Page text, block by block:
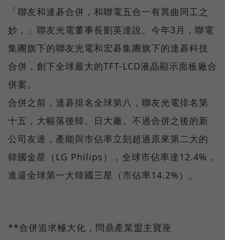
「聯友和達碁合併，和聯電五合一有異曲同工之
妙，」聯友光電董事長劉英達說。今年3月，聯電
集團旗下的聯友光電和宏碁集團旗下的達碁科技
合併，創下全球最大的TFT-LCD液晶顯示面板廠合
併案。
合併之前，達碁排名全球第八，聯友光電排名第
十五，大幅落後韓、日大廠。不過合併之後的新
公司友達，產能與市佔率立刻超過原來第二大的
韓國金星（LG Philips），全球市佔率達12.4%，
進逼全球第一大韓國三星（市佔率14.2%）。
**合併追求極大化，問鼎產業盟主寶座